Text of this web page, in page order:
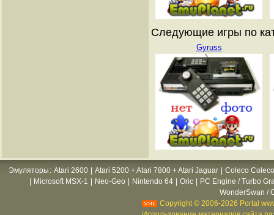
Следующие игры по
Gyruss
Эмуляторы : Atari 2600 Atari 5200 + Atari 7800 + Atari Jaguar
Coleco
Microsoft MSX-1 Neo-Geo Nintendo 64 Oric
PC Engine / Turbo
WonderSwan /
Copyright © 2006-2026 Portal